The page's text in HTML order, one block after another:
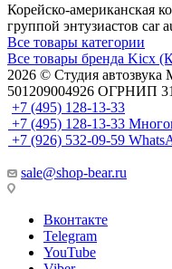
Корейско-американская
группой энтузиастов
Все товары категории
Все товары бренда Kicx
2026 © Cтудия
501209004926 ОГРНИП
+7 (495) 128-13-33
+7 (495) 128-13-33
+7 (926) 532-09-59
sale@shop-bear.ru
Вконтакте
Telegram
YouTube